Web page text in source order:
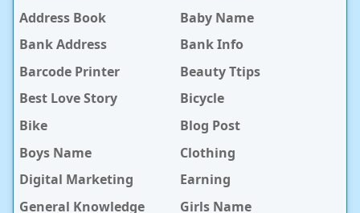
Address Book
Baby Name
Bank Address
Bank Info
Barcode Printer
Beauty Ttips
Best Love Story
Bicycle
Bike
Blog Post
Boys Name
Clothing
Digital Marketing
Earning
General Knowledge
Girls Name